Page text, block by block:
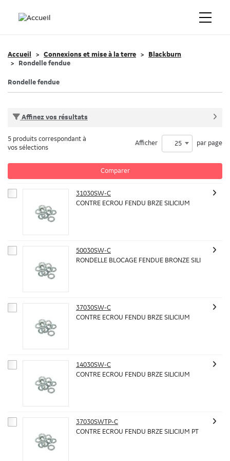
Accueil Connexions et mise à la terre
Blackburn
Rondelle fendue
Rondelle fendue
Affinez vos résultats
Comparer
5 produits correspondant à
vos sélections
Afficher 25 par page
31030SW-C
CONTRE ECROU FENDU BRZE SILICIUM
50030SW-C
RONDELLE BLOCAGE FENDUE BRONZE SILI
37030SW-C
CONTRE ECROU FENDU BRZE SILICIUM
14030SW-C
CONTRE ECROU FENDU BRZE SILICIUM
37030SWTP-C
CONTRE ECROU FENDU BRZE SILICIUM PT